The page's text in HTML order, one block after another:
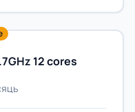
12 cores